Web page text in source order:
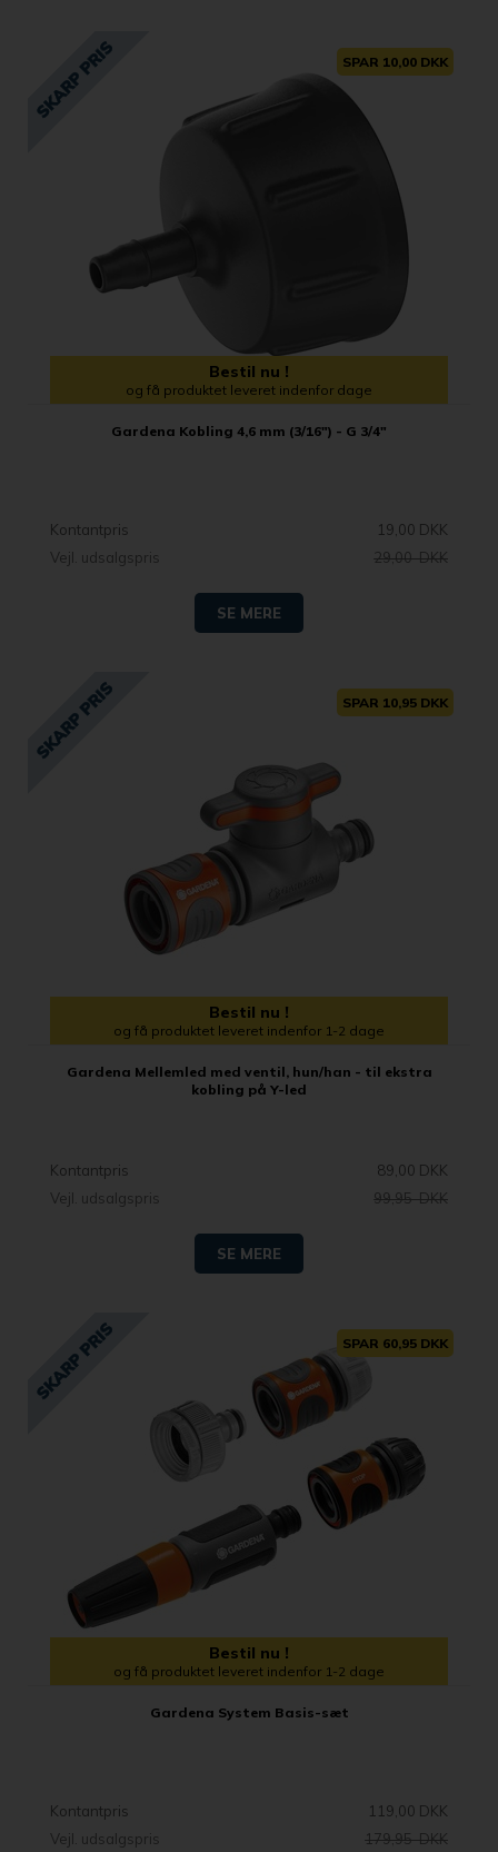
SPAR 10,00 DKK
Bestil nu !
og få produktet leveret indenfor dage
Gardena Kobling 4,6 mm (3/16") - G 3/4"
Kontantpris
19,00 DKK
Vejl. udsalgspris
29,00 DKK
SE MERE
SPAR 10,95 DKK
Bestil nu !
og få produktet leveret indenfor 1-2 dage
Gardena Mellemled med ventil, hun/han - til ekstra
kobling på Y-led
Kontantpris
89,00 DKK
Vejl. udsalgspris
99,95 DKK
SE MERE
SPAR 60,95 DKK
Bestil nu !
og få produktet leveret indenfor 1-2 dage
Gardena System Basis-sæt
Kontantpris
119,00 DKK
Vejl. udsalgspris
179,95 DKK